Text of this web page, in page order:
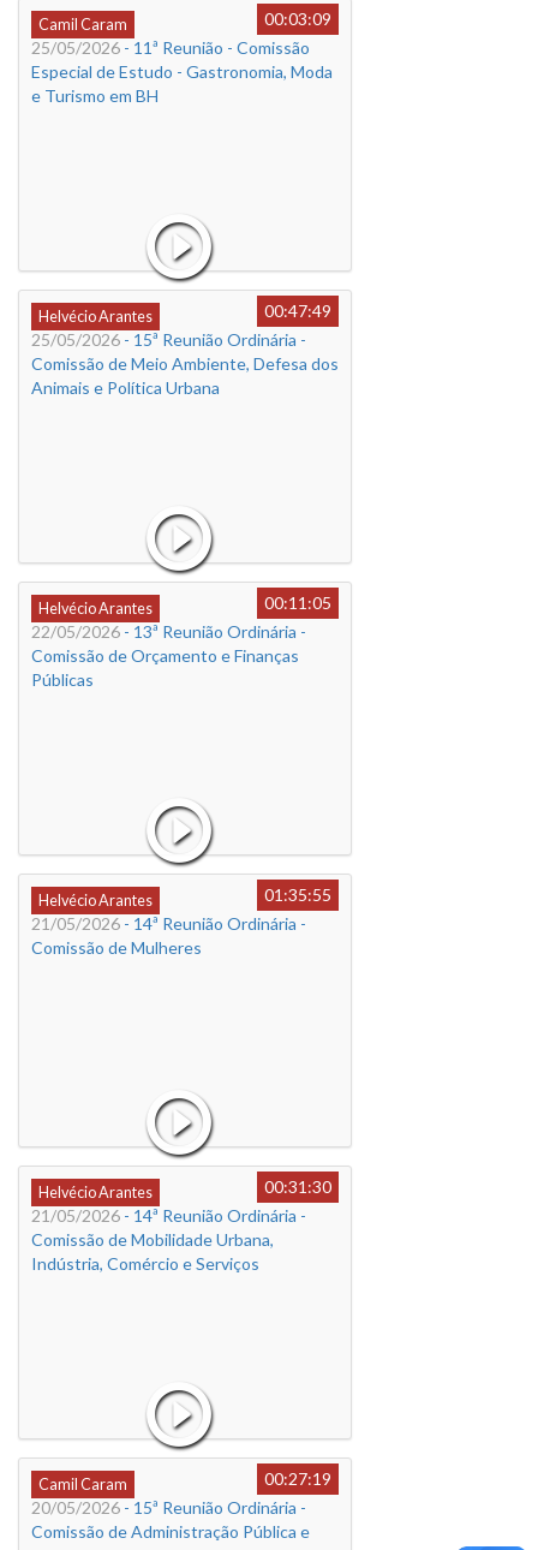
Camil Caram
00:03:09
25/05/2026 - 11ª Reunião - Comissão
Especial de Estudo - Gastronomia, Moda
e Turismo em BH
Helvécio Arantes
00:47:49
25/05/2026 - 15ª Reunião Ordinária -
Comissão de Meio Ambiente, Defesa dos
Animais e Política Urbana
Helvécio Arantes
00:11:05
22/05/2026 - 13ª Reunião Ordinária -
Comissão de Orçamento e Finanças
Públicas
Helvécio Arantes
01:35:55
21/05/2026 - 14ª Reunião Ordinária -
Comissão de Mulheres
Helvécio Arantes
00:31:30
21/05/2026 - 14ª Reunião Ordinária -
Comissão de Mobilidade Urbana,
Indústria, Comércio e Serviços
Camil Caram
00:27:19
20/05/2026 - 15ª Reunião Ordinária -
Comissão de Administração Pública e